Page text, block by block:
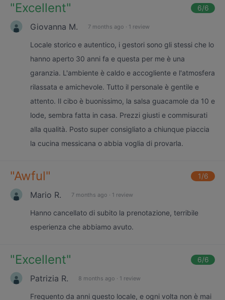
"Excellent" 6/6
Giovanna M. 7 months ago · 1 review
Locale storico e autentico, i gestori sono gli stessi che lo
hanno aperto 30 anni fa e questa per me è una
garanzia. L'ambiente è caldo e accogliente e l'atmosfera
rilassata e amichevole. Tutto il personale è gentile e
attento. Il cibo è buonissimo, la salsa guacamole da 10 e
lode, sembra fatta in casa. Prezzi giusti e commisurati
alla qualità. Posto super consigliato a chiunque piaccia
la cucina messicana o abbia voglia di provarla.
"Awful" 1/6
Mario R. 7 months ago · 1 review
Hanno cancellato di subito la prenotazione, terribile
esperienza che abbiamo avuto.
"Excellent" 6/6
Patrizia R. 8 months ago · 1 review
Frequento da anni questo locale, e ogni volta non è mai